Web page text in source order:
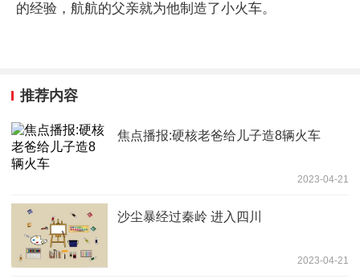
的经验，航航的父亲就为他制造了小火车。
推荐内容
焦点播报:硬核老爸给儿子造8辆火车
2023-04-21
沙尘暴经过秦岭 进入四川
2023-04-21